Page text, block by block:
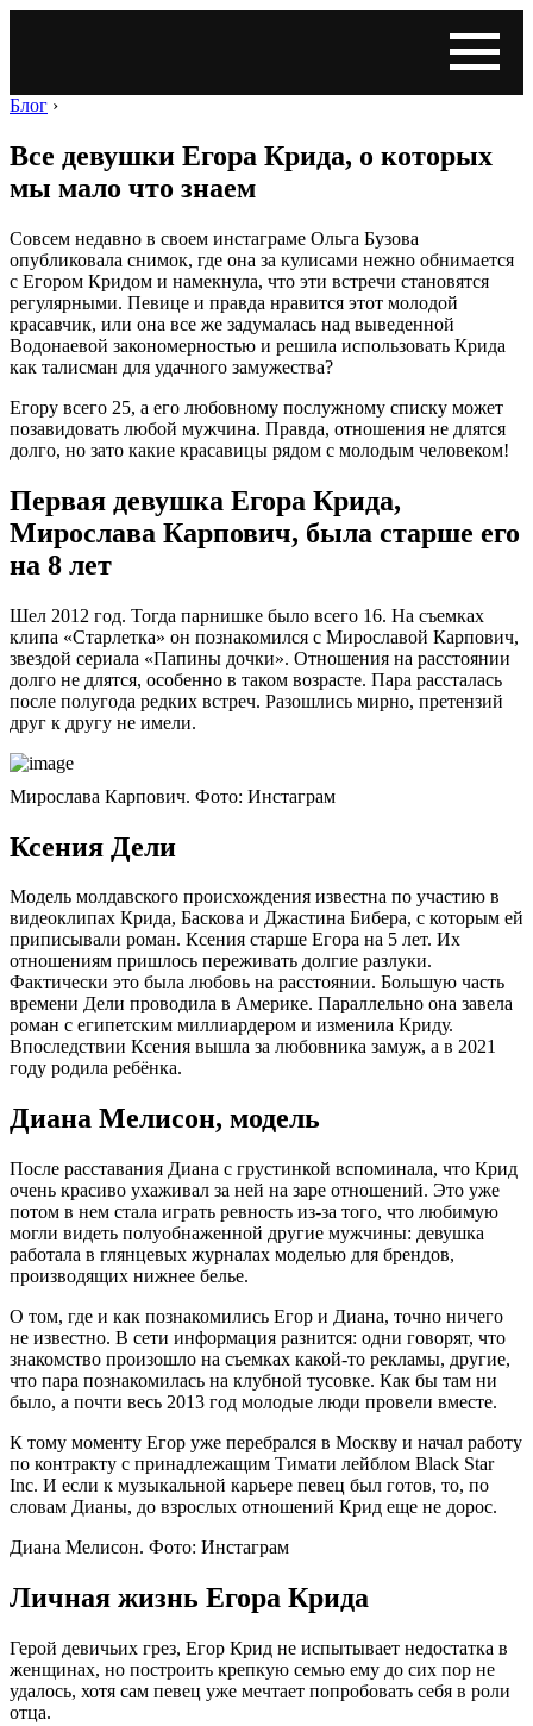
Блог ›
Все девушки Егора Крида, о которых
мы мало что знаем
Совсем недавно в своем инстаграме Ольга Бузова
опубликовала снимок, где она за кулисами нежно обнимается
с Егором Кридом и намекнула, что эти встречи становятся
регулярными. Певице и правда нравится этот молодой
красавчик, или она все же задумалась над выведенной
Водонаевой закономерностью и решила использовать Крида
как талисман для удачного замужества?
Егору всего 25, а его любовному послужному списку может
позавидовать любой мужчина. Правда, отношения не длятся
долго, но зато какие красавицы рядом с молодым человеком!
Первая девушка Егора Крида,
Мирослава Карпович, была старше его
на 8 лет
Шел 2012 год. Тогда парнишке было всего 16. На съемках
клипа «Старлетка» он познакомился с Мирославой Карпович,
звездой сериала «Папины дочки». Отношения на расстоянии
долго не длятся, особенно в таком возрасте. Пара рассталась
после полугода редких встреч. Разошлись мирно, претензий
друг к другу не имели.
Мирослава Карпович. Фото: Инстаграм
Ксения Дели
Модель молдавского происхождения известна по участию в
видеоклипах Крида, Баскова и Джастина Бибера, с которым ей
приписывали роман. Ксения старше Егора на 5 лет. Их
отношениям пришлось переживать долгие разлуки.
Фактически это была любовь на расстоянии. Большую часть
времени Дели проводила в Америке. Параллельно она завела
роман с египетским миллиардером и изменила Криду.
Впоследствии Ксения вышла за любовника замуж, а в 2021
году родила ребёнка.
Диана Мелисон, модель
После расставания Диана с грустинкой вспоминала, что Крид
очень красиво ухаживал за ней на заре отношений. Это уже
потом в нем стала играть ревность из-за того, что любимую
могли видеть полуобнаженной другие мужчины: девушка
работала в глянцевых журналах моделью для брендов,
производящих нижнее белье.
О том, где и как познакомились Егор и Диана, точно ничего
не известно. В сети информация разнится: одни говорят, что
знакомство произошло на съемках какой-то рекламы, другие,
что пара познакомилась на клубной тусовке. Как бы там ни
было, а почти весь 2013 год молодые люди провели вместе.
К тому моменту Егор уже перебрался в Москву и начал работу
по контракту с принадлежащим Тимати лейблом Black Star
Inc. И если к музыкальной карьере певец был готов, то, по
словам Дианы, до взрослых отношений Крид еще не дорос.
Диана Мелисон. Фото: Инстаграм
Личная жизнь Егора Крида
Герой девичьих грез, Егор Крид не испытывает недостатка в
женщинах, но построить крепкую семью ему до сих пор не
удалось, хотя сам певец уже мечтает попробовать себя в роли
отца.